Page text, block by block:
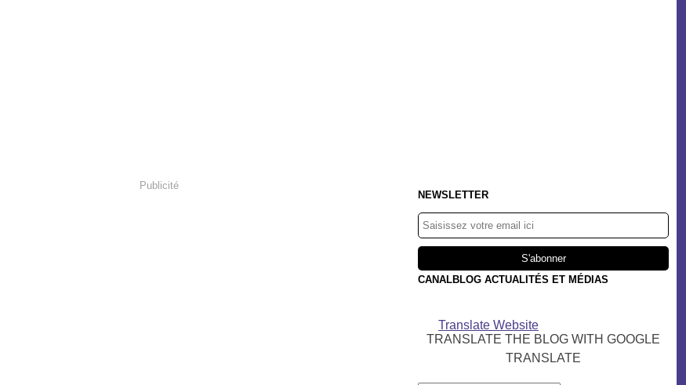
Publicité
NEWSLETTER
CANALBLOG ACTUALITÉS ET MÉDIAS
Translate Website
TRANSLATE THE BLOG WITH GOOGLE
TRANSLATE